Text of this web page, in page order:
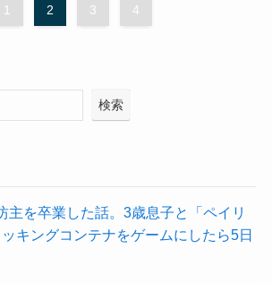
1 2 3 4
検索
主を卒業した話。3歳息子と「ペイリ
キングコンテナをゲームにしたら5日